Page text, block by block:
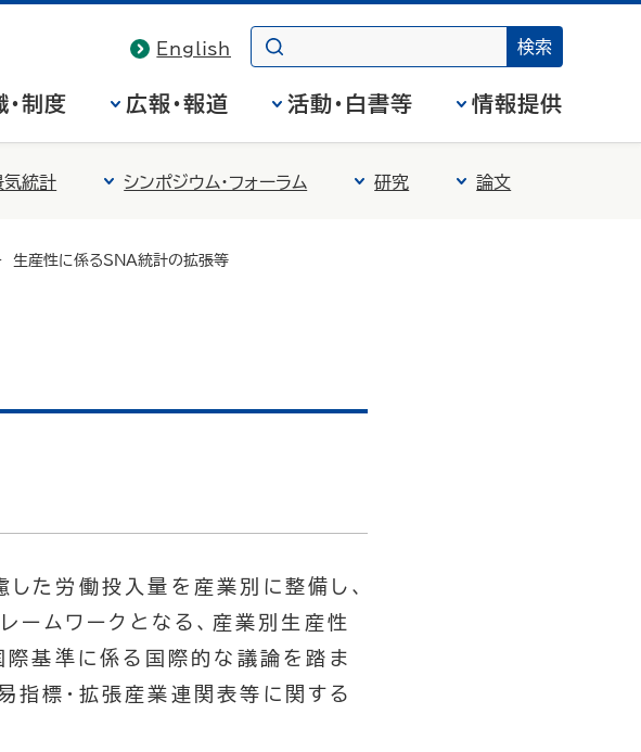
English
・制度 広報・報道 活動・白書等 情報提供
気統計 シンポジウム・フォーラム 研究 論文
生産性に係るSNA統計の拡張等
た労働投入量を産業別に整備し、
ームワークとなる、産業別生産性
基準に係る国際的な議論を踏ま
指標・拡張産業連関表等に関する